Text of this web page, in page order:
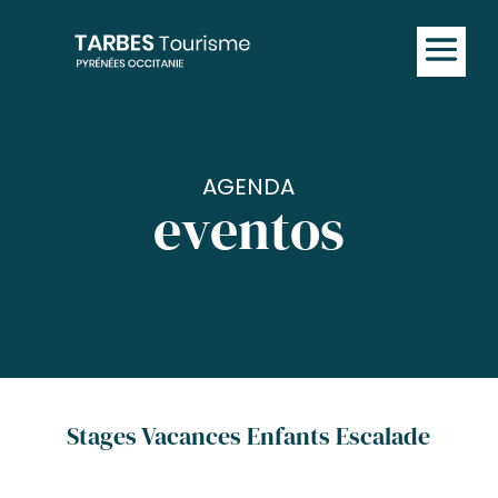
AGENDA
eventos
Stages Vacances Enfants Escalade